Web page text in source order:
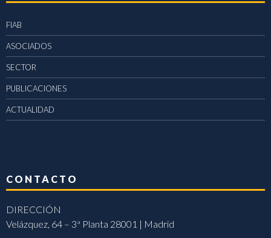
FIAB
ASOCIADOS
SECTOR
PUBLICACIONES
ACTUALIDAD
CONTACTO
DIRECCIÓN
Velázquez, 64 – 3ª Planta 28001 | Madrid